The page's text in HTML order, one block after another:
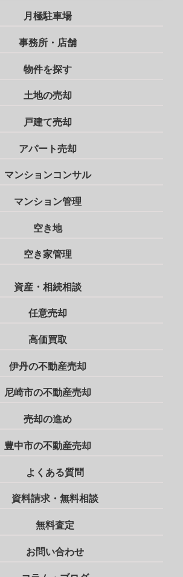
月極駐車場
事務所・店舗
物件を探す
土地の売却
戸建て売却
アパート売却
マンションコンサル
マンション管理
空き地
空き家管理
資産・相続相談
任意売却
高価買取
伊丹の不動産売却
尼崎市の不動産売却
売却の進め
豊中市の不動産売却
よくある質問
資料請求・無料相談
無料査定
お問い合わせ